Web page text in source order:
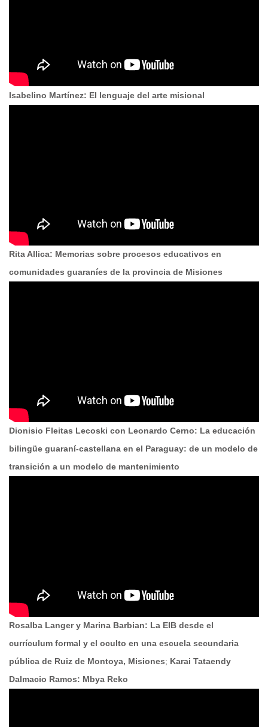
Isabelino Martínez: El lenguaje del arte misional
Rita Allica: Memorias sobre procesos educativos en
comunidades guaraníes de la provincia de Misiones
Dionisio Fleitas Lecoski con Leonardo Cerno: La educación
bilingüe guaraní-castellana en el Paraguay: de un modelo de
transición a un modelo de mantenimiento
Rosalba Langer y Marina Barbian: La EIB desde el
currículum formal y el oculto en una escuela secundaria
pública de Ruiz de Montoya, Misiones; Karai Tataendy
Dalmacio Ramos: Mbya Reko